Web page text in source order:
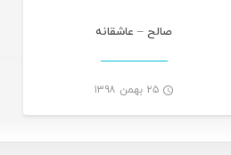
صالح – عاشقانه
۲۵ بهمن ۱۳۹۸